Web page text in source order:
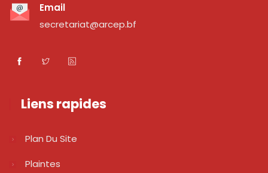
Email
secretariat@arcep.bf
Liens rapides
Plan Du Site
Plaintes